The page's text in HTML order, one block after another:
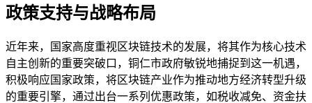
政策支持与战略布局
近年来，国家高度重视区块链技术的发展，将其作为核心技术
自主创新的重要突破口，铜仁市政府敏锐地捕捉到这一机遇，
积极响应国家政策，将区块链产业作为推动地方经济转型升级
的重要引擎，通过出台一系列优惠政策，如税收减免、资金扶